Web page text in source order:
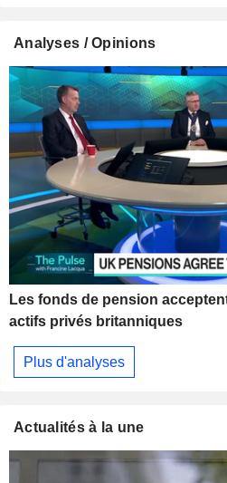
Analyses / Opinions
Les fonds de pension
actifs privés britanniques
Plus d'analyses
Actualités à la une